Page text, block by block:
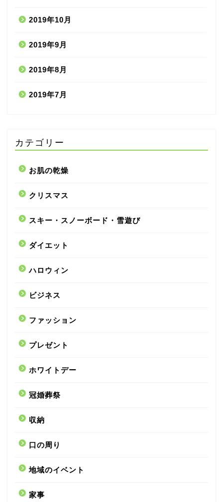
2019年10月
2019年9月
2019年8月
2019年7月
カテゴリー
お肌の乾燥
クリスマス
スキー・スノーボード・雪遊び
ダイエット
ハロウィン
ビジネス
ファッション
プレゼント
ホワイトデー
冠婚葬祭
収納
口の周り
地域のイベント
家事